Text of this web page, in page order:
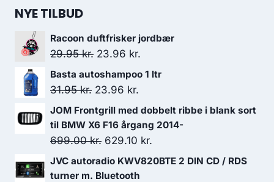
NYE TILBUD
Racoon duftfrisker jordbær
29.95kr. Den
oprindelige
pris
29.95 kr..
23.96 kr.
aktuelle
23.96 kr..
Basta autoshampoo 1 ltr
31.95kr. Den
oprindelige
pris
var:
31.95 kr..
23.96 kr.
aktuelle
pris
er:
23.96 kr..
JOM Frontgrill med dobbelt ribbe i blank sort
til BMW X6 F16 årgang 2014-
699.00kr. Den
oprindelige
pris
629.10 kr.
aktuelle
JVC autoradio KWV820BTE 2 DIN CD / RDS
turner m. Bluetooth